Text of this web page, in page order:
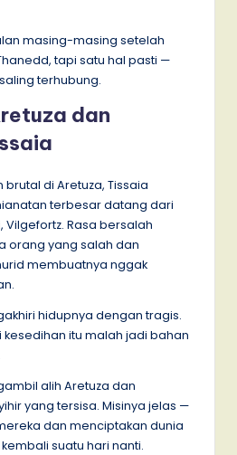
masing-masing setelah
tapi satu hal pasti —
terhubung.
dan
di Aretuza, Tissaia
terbesar datang dari
Rasa bersalah
orang yang salah dan
membuatnya nggak
hidupnya dengan tragis.
kesedihan itu malah jadi bahan
alih Aretuza dan
yang tersisa. Misinya jelas —
dan menciptakan dunia
suatu hari nanti.